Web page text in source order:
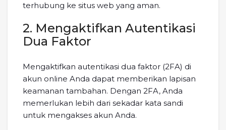
terhubung ke situs web yang aman.
2. Mengaktifkan Autentikasi
Dua Faktor
Mengaktifkan autentikasi dua faktor (2FA) di
akun online Anda dapat memberikan lapisan
keamanan tambahan. Dengan 2FA, Anda
memerlukan lebih dari sekadar kata sandi
untuk mengakses akun Anda.